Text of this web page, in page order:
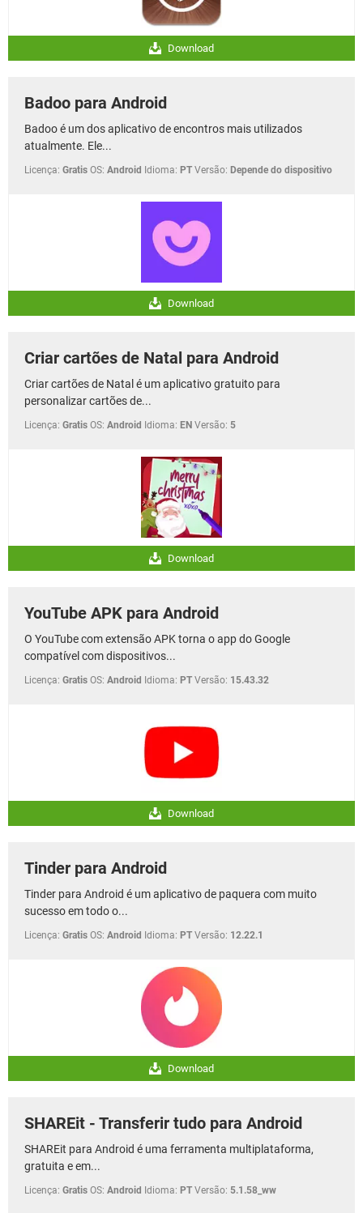
Download
Badoo para Android
Badoo é um dos aplicativo de encontros mais utilizados
atualmente. Ele...
Licença: Gratis OS: Android Idioma: PT Versão: Depende do dispositivo
Download
Criar cartões de Natal para Android
Criar cartões de Natal é um aplicativo gratuito para
personalizar cartões de...
Licença: Gratis OS: Android Idioma: EN Versão: 5
Download
YouTube APK para Android
O YouTube com extensão APK torna o app do Google
compatível com dispositivos...
Licença: Gratis OS: Android Idioma: PT Versão: 15.43.32
Download
Tinder para Android
Tinder para Android é um aplicativo de paquera com muito
sucesso em todo o...
Licença: Gratis OS: Android Idioma: PT Versão: 12.22.1
Download
SHAREit - Transferir tudo para Android
SHAREit para Android é uma ferramenta multiplataforma,
gratuita e em...
Licença: Gratis OS: Android Idioma: PT Versão: 5.1.58_ww